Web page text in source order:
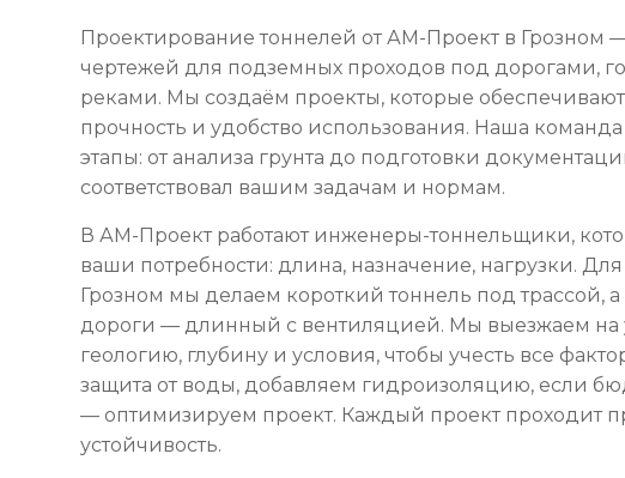
Проектирование тоннелей от АМ-Проект в Грозном —
чертежей для подземных проходов под дорогами,
реками. Мы создаём проекты, которые обеспечивают
прочность и удобство использования. Наша команда
этапы: от анализа грунта до подготовки
соответствовал вашим задачам и нормам.
В АМ-Проект работают инженеры-тоннельщики,
ваши потребности: длина, назначение, нагрузки.
Грозном мы делаем короткий тоннель под трассой,
дороги — длинный с вентиляцией. Мы выезжаем на
геологию, глубину и условия, чтобы учесть все
защита от воды, добавляем гидроизоляцию, если
— оптимизируем проект. Каждый проект проходит
устойчивость.